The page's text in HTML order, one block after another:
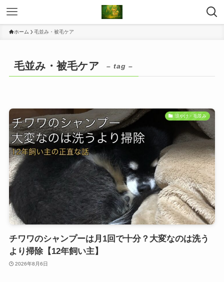
ホーム 毛並み・被毛ケア
毛並み・被毛ケア – tag –
涙やけ・毛並み
チワワのシャンプーは月1回で十分？大変なのは洗う
より掃除【12年飼い主】
2026年8月6日